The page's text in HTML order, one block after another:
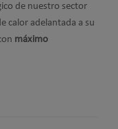
de nuestro sector
calor adelantada a su
máximo